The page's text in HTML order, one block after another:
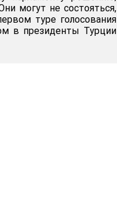
могут не состояться,
туре голосования
в президенты Турции